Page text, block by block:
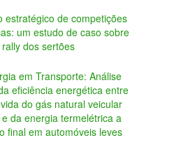
estratégico de competições
um estudo de caso sobre
dos sertões
em Transporte: Análise
eficiência energética entre
do gás natural veicular
da energia termelétrica a
final em automóveis leves